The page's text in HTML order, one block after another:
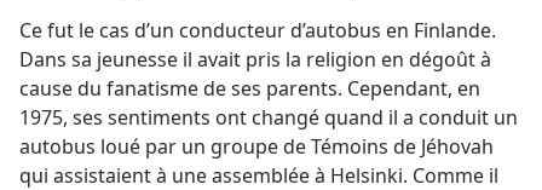
lumière”
district 1993 “L’enseignement divin”
Ce fut le cas d’un conducteur d’autobus en Finlande.
Dans sa jeunesse il avait pris la religion en dégoût à
cause du fanatisme de ses parents. Cependant, en
1975, ses sentiments ont changé quand il a conduit un
autobus loué par un groupe de Témoins de Jéhovah
qui assistaient à une assemblée à Helsinki. Comme il